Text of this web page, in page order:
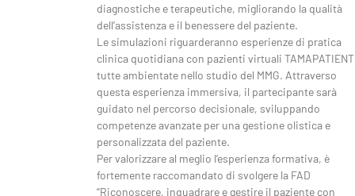
diagnostiche e terapeutiche, migliorando la qualità
dell’assistenza e il benessere del paziente.
Le simulazioni riguarderanno esperienze di pratica
clinica quotidiana con pazienti virtuali
tutte ambientate nello studio del MMG. Attraverso
questa esperienza immersiva, il partecipante sarà
guidato nel percorso decisionale, sviluppando
competenze avanzate per una gestione olistica e
personalizzata del paziente.
Per valorizzare al meglio l’esperienza formativa, è
fortemente raccomandato di svolgere la FAD
“Riconoscere, inquadrare e gestire il paziente con